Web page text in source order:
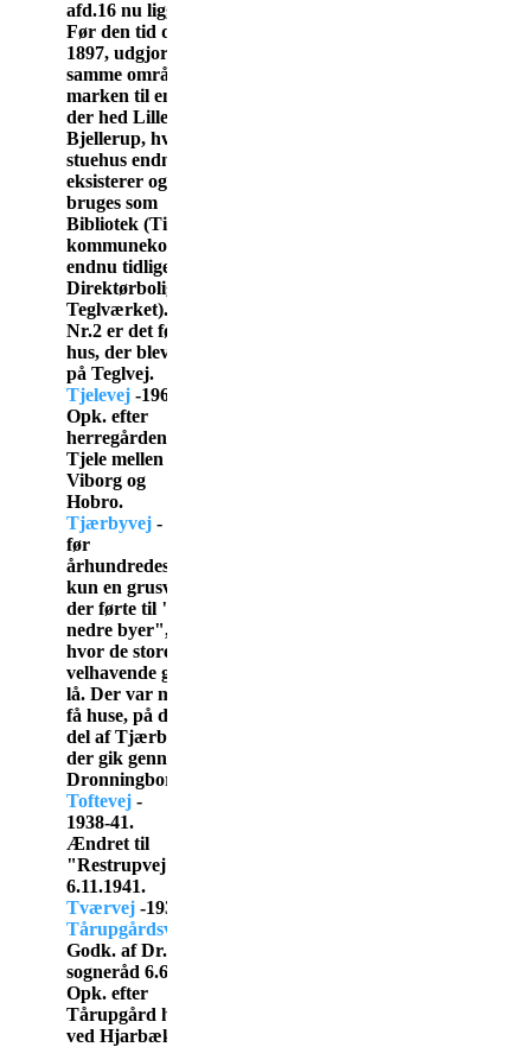
afd.16 nu ligger.
Før den tid d.v.s. før
1897, udgjorde det
samme område
marken til en gård,
der hed Lille
Bjellerup, hvis
stuehus endnu
eksisterer og nu
bruges som
Bibliotek (Tidligere
kommunekontor og
endnu tidligere
Direktørbolig til
Teglværket).
Nr.2 er det første
hus, der blev bygget
på Teglvej.
Tjelevej -1966.
Opk. efter
herregården
Tjele mellen
Viborg og
Hobro.
Tjærbyvej - var
før
århundredeskiftet
kun en grusvej,
der førte til "De
nedre byer",
hvor de store
velhavende gårde
lå. Der var meget
få huse, på den
del af Tjærbyvej
der gik gennem
Dronningborg.
Toftevej -
1938-41.
Ændret til
"Restrupvej"
6.11.1941.
Tværvej -1939.
Tårupgårdsvej
Godk. af Dr.
sogneråd 6.6.1957.
Opk. efter
Tårupgård herregård
ved Hjarbæk Fjord.